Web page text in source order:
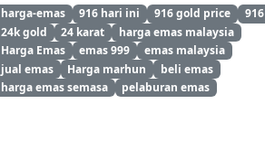
harga-emas 916 hari ini 916 gold price
916
24k gold
24 karat
harga emas malaysia
Harga Emas
emas 999
emas malaysia
jual emas
Harga marhun
beli emas
harga emas semasa
pelaburan emas